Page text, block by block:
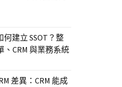
何建立 SSOT？整
、CRM 與業務系統
差異：CRM 能成